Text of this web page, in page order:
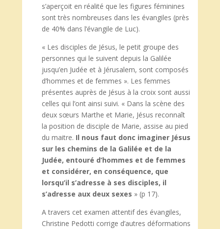
s’aperçoit en réalité que les figures féminines
sont très nombreuses dans les évangiles (près
de 40% dans l’évangile de Luc).
« Les disciples de Jésus, le petit groupe des
personnes qui le suivent depuis la Galilée
jusqu’en Judée et à Jérusalem, sont composés
d’hommes et de femmes ». Les femmes
présentes auprès de Jésus à la croix sont aussi
celles qui l’ont ainsi suivi. « Dans la scène des
deux sœurs Marthe et Marie, Jésus reconnaît
la position de disciple de Marie, assise au pied
du maitre. Il nous faut donc imaginer Jésus
sur les chemins de la Galilée et de la
Judée, entouré d’hommes et de femmes
et considérer, en conséquence, que
lorsqu’il s’adresse à ses disciples, il
s’adresse aux deux sexes » (p 17).
A travers cet examen attentif des évangiles,
Christine Pedotti corrige d’autres déformations